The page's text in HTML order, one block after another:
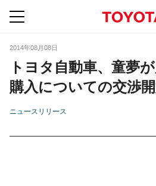
2014年08月08日
トヨタ自動車、童夢
購入についての交渉
ニュースリリース